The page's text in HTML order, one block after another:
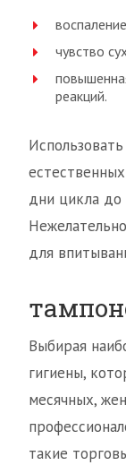
чувство
реакций.
дни цикла до
для
Выбирая
гигиены,
месячных,
такие